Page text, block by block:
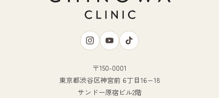
〒150-0001
東京都渋谷区神宮前 6丁目16−18
サンドー原宿ビル2階